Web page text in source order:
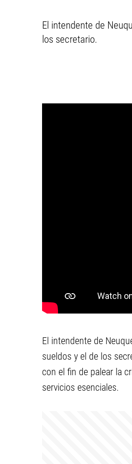
El intendente de
los secretario.
El intendente de
sueldos y el de los
con el fin de palear la
servicios esenciales.